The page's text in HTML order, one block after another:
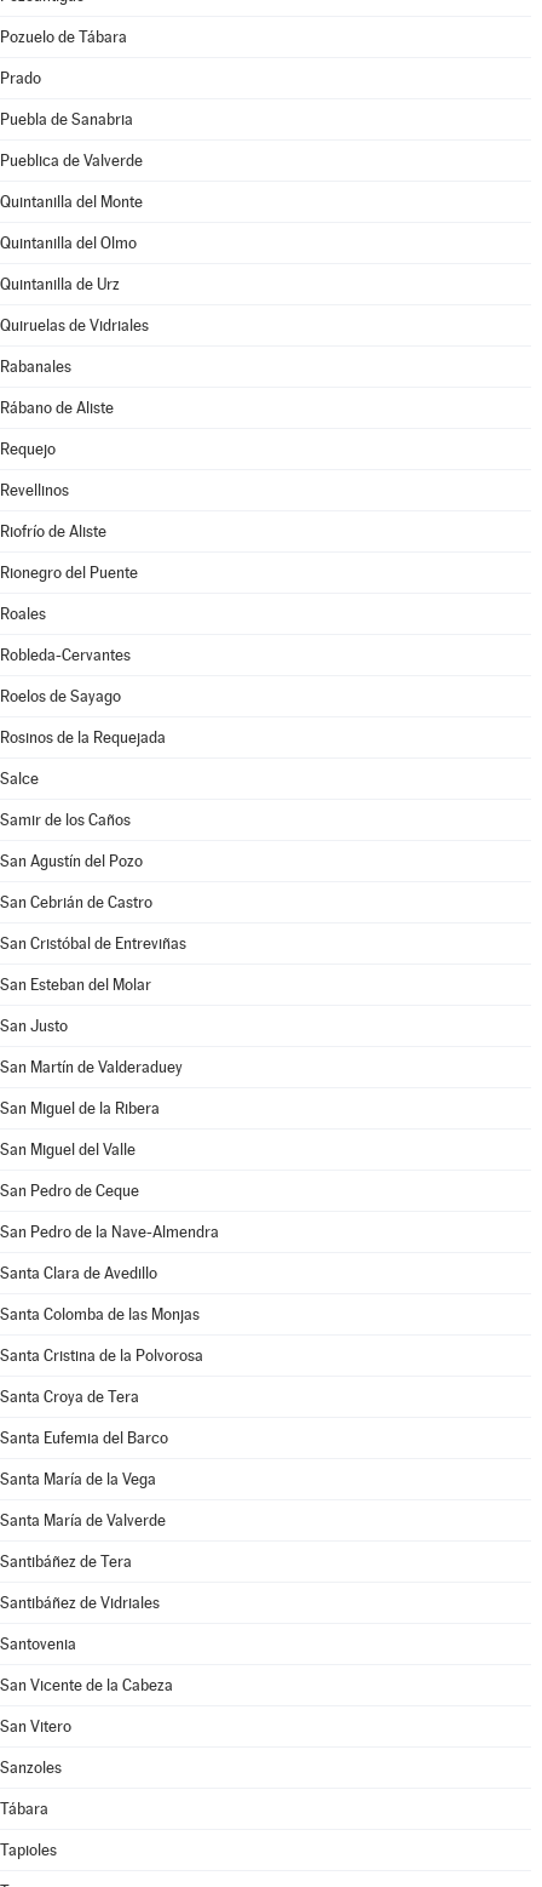
Pozuelo de Tábara
Prado
Puebla de Sanabria
Pueblica de Valverde
Quintanilla del Monte
Quintanilla del Olmo
Quintanilla de Urz
Quiruelas de Vidriales
Rabanales
Rábano de Aliste
Requejo
Revellinos
Riofrío de Aliste
Rionegro del Puente
Roales
Robleda-Cervantes
Roelos de Sayago
Rosinos de la Requejada
Salce
Samir de los Caños
San Agustín del Pozo
San Cebrián de Castro
San Cristóbal de Entreviñas
San Esteban del Molar
San Justo
San Martín de Valderaduey
San Miguel de la Ribera
San Miguel del Valle
San Pedro de Ceque
San Pedro de la Nave-Almendra
Santa Clara de Avedillo
Santa Colomba de las Monjas
Santa Cristina de la Polvorosa
Santa Croya de Tera
Santa Eufemia del Barco
Santa María de la Vega
Santa María de Valverde
Santibáñez de Tera
Santibáñez de Vidriales
Santovenia
San Vicente de la Cabeza
San Vitero
Sanzoles
Tábara
Tapioles